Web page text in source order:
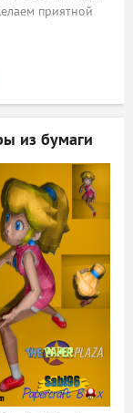
приятной
из бумаги